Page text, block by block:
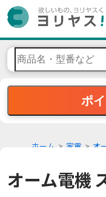
ポ
ホーム 家電 オ
オーム電機